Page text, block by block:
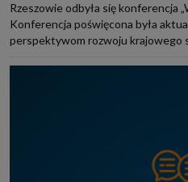
Rzeszowie odbyła się konferencja
Konferencja poświęcona była
perspektywom rozwoju krajowego